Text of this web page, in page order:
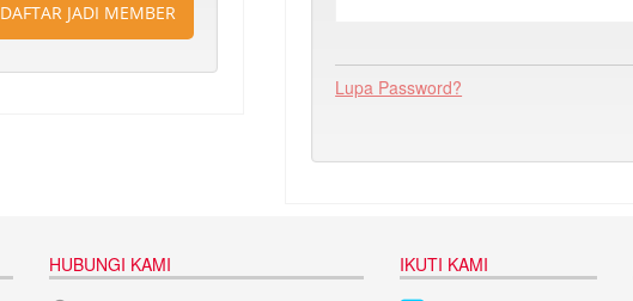
DAFTAR JADI MEMBER
Lupa Password?
HUBUNGI KAMI IKUTI KAMI